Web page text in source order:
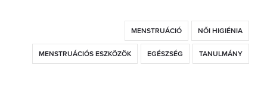
MENSTRUÁCIÓ NŐI HIGIÉNIA
MENSTRUÁCIÓS ESZKÖZÖK EGÉSZSÉG TANULMÁNY